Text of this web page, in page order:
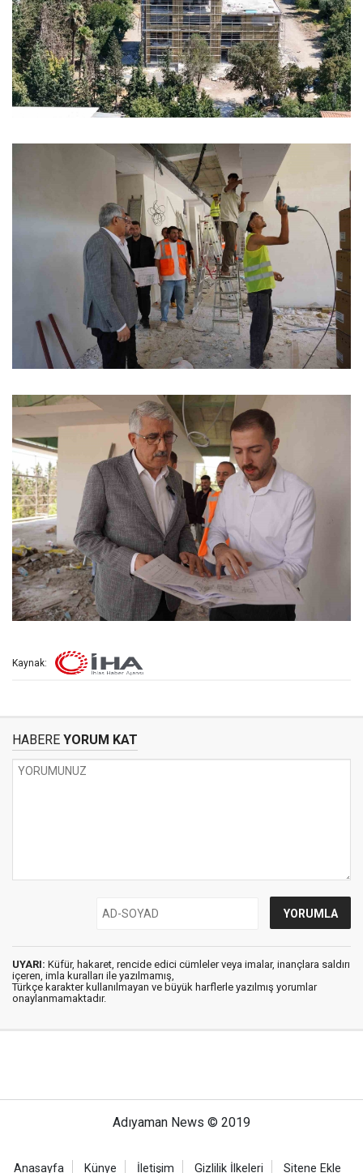
Kaynak:
HABERE YORUM KAT
UYARI: Küfür, hakaret, rencide edici cümleler veya imalar, inançlara saldırı
içeren, imla kuralları ile yazılmamış,
Türkçe karakter kullanılmayan ve büyük harflerle yazılmış yorumlar
onaylanmamaktadır.
Adıyaman News © 2019
Anasayfa Künye İletişim Gizlilik İlkeleri Sitene Ekle